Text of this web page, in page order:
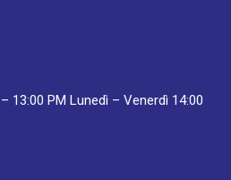
13:00 PM Lunedì – Venerdì 14:00